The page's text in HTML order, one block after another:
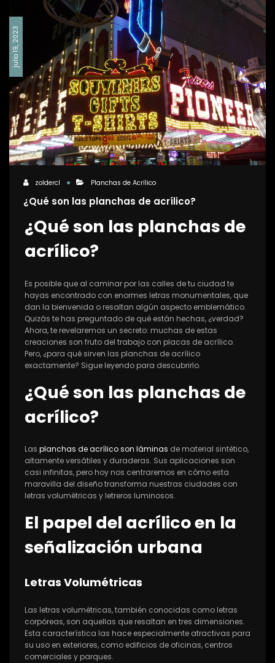
julio 19, 2023
zoldercl Planchas de Acrílico
¿Qué son las planchas de acrílico?
¿Qué son las planchas de
acrílico?
Es posible que al caminar por las calles de tu ciudad te
hayas encontrado con enormes letras monumentales, que
dan la bienvenida o resaltan algún aspecto emblemático.
Quizás te has preguntado de qué están hechas, ¿verdad?
Ahora, te revelaremos un secreto: muchas de estas
creaciones son fruto del trabajo con placas de acrílico.
Pero, ¿para qué sirven las planchas de acrílico
exactamente? Sigue leyendo para descubrirlo.
¿Qué son las planchas de
acrílico?
Las planchas de acrílico son láminas de material sintético,
altamente versátiles y duraderas. Sus aplicaciones son
casi infinitas, pero hoy nos centraremos en cómo esta
maravilla del diseño transforma nuestras ciudades con
letras volumétricas y letreros luminosos.
El papel del acrílico en la
señalización urbana
Letras Volumétricas
Las letras volumétricas, también conocidas como letras
corpóreas, son aquellas que resaltan en tres dimensiones.
Esta característica las hace especialmente atractivas para
su uso en exteriores, como edificios de oficinas, centros
comerciales y parques.